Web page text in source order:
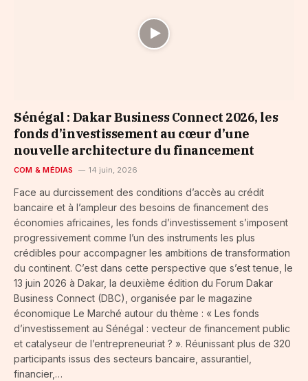
Sénégal : Dakar Business Connect 2026, les
fonds d’investissement au cœur d’une
nouvelle architecture du financement
COM & MÉDIAS 14 juin, 2026
Face au durcissement des conditions d’accès au crédit
bancaire et à l’ampleur des besoins de financement des
économies africaines, les fonds d’investissement s’imposent
progressivement comme l’un des instruments les plus
crédibles pour accompagner les ambitions de transformation
du continent. C’est dans cette perspective que s’est tenue, le
13 juin 2026 à Dakar, la deuxième édition du Forum Dakar
Business Connect (DBC), organisée par le magazine
économique Le Marché autour du thème : « Les fonds
d’investissement au Sénégal : vecteur de financement public
et catalyseur de l’entrepreneuriat ? ». Réunissant plus de 320
participants issus des secteurs bancaire, assurantiel,
financier,…